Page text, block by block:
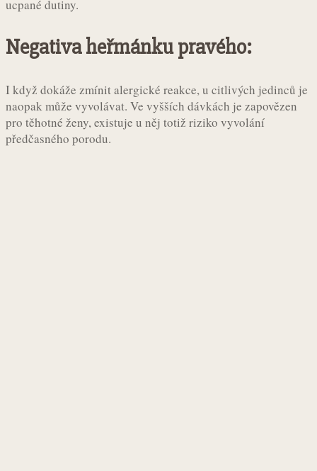
ucpané dutiny.
Negativa heřmánku pravého:
I když dokáže zmínit alergické reakce, u citlivých jedinců je
naopak může vyvolávat. Ve vyšších dávkách je zapovězen
pro těhotné ženy, existuje u něj totiž riziko vyvolání
předčasného porodu.